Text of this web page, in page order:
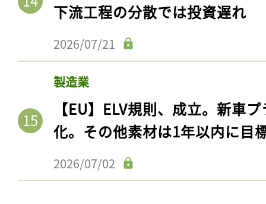
下流工程の分散では投資遅れ
2026/07/21
製造業
【EU】ELV規則、成立。新車
化。その他素材は1年以内に目
2026/07/02